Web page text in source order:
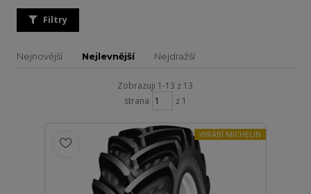
Filtry
Nejnovější Nejlevnější Nejdražší
Zobrazuji 1-13 z 13
strana
z 1
VYRÁBÍ MICHELIN